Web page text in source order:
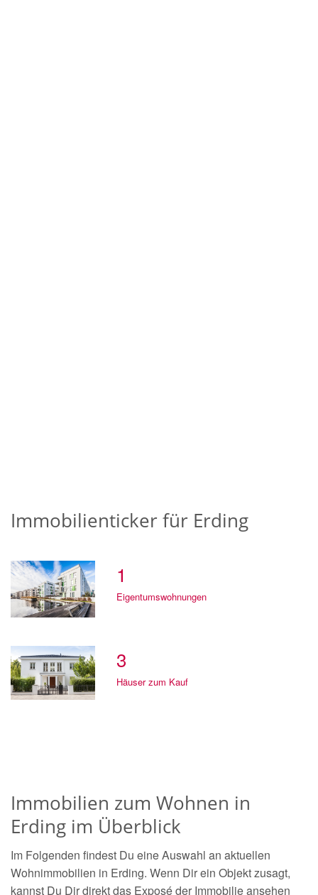
Immobilienticker für Erding
1
Eigentumswohnungen
3
Häuser zum Kauf
Immobilien zum Wohnen in
Erding im Überblick
Im Folgenden findest Du eine Auswahl an aktuellen
Wohnimmobilien in Erding. Wenn Dir ein Objekt zusagt,
kannst Du Dir direkt das Exposé der Immobilie ansehen